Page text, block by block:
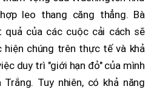
leo thang căng thẳng. Bà
quả của các cuộc cải cách sẽ
chúng trên thực tế và khả
duy trì "giới hạn đỏ" của mình
Tuy nhiên, có khả năng